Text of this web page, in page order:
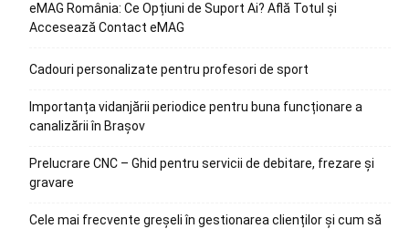
eMAG România: Ce Opțiuni de Suport Ai? Află Totul și
Accesează Contact eMAG
Cadouri personalizate pentru profesori de sport
Importanța vidanjării periodice pentru buna funcționare a
canalizării în Brașov
Prelucrare CNC – Ghid pentru servicii de debitare, frezare și
gravare
Cele mai frecvente greșeli în gestionarea clienților și cum să